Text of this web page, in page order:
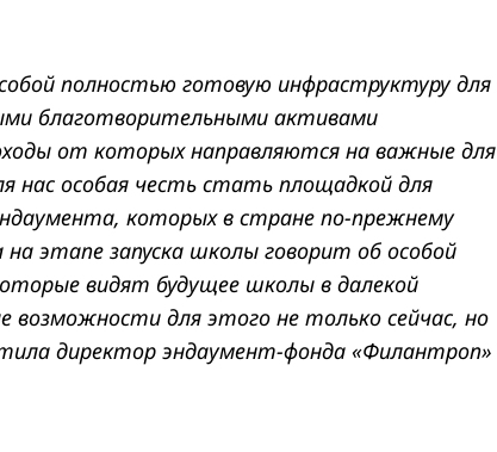
полностью готовую инфраструктуру для
благотворительными активами
от которых направляются на важные для
особая честь стать площадкой для
которых в стране по-прежнему
этапе запуска школы говорит об особой
видят будущее школы в далекой
возможности для этого не только сейчас, но
директор эндаумент-фонда «Филантроп»